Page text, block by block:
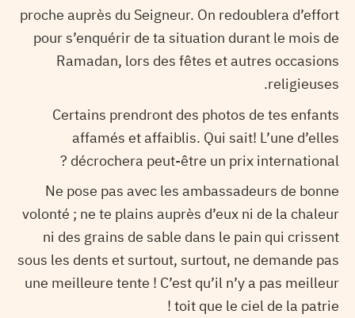
proche auprès du Seigneur. On redoublera d’effort
pour s’enquérir de ta situation durant le mois de
Ramadan, lors des fêtes et autres occasions
religieuses.
Certains prendront des photos de tes enfants
affamés et affaiblis. Qui sait! L’une d’elles
décrochera peut-être un prix international ?
Ne pose pas avec les ambassadeurs de bonne
volonté ; ne te plains auprès d’eux ni de la chaleur
ni des grains de sable dans le pain qui crissent
sous les dents et surtout, surtout, ne demande pas
une meilleure tente ! C’est qu’il n’y a pas meilleur
toit que le ciel de la patrie !